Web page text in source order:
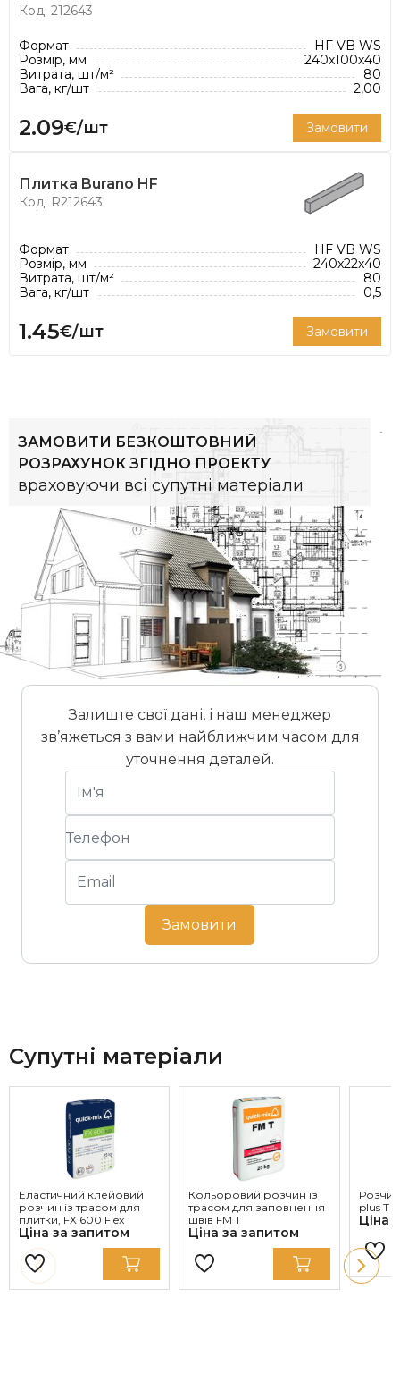
* Витрата цегли вказано з розрахунку
рекомендованої товщини шва 12 мм.
Код: 212643
Формат
HF VB WS
Розмір, мм
240х100х40
Витрата, шт/м²
80
Вага, кг/шт
2,00
2.09€/шт Замовити
Плитка Burano HF
Код: R212643
Формат
HF VB WS
Розмір, мм
240x22x40
Витрата, шт/м²
80
Вага, кг/шт
0,5
1.45€/шт Замовити
ЗАМОВИТИ БЕЗКОШТОВНИЙ
РОЗРАХУНОК ЗГІДНО ПРОЕКТУ
враховуючи всі супутні матеріали
Залиште свої дані, і наш менеджер
зв’яжеться з вами найближчим часом для
уточнення деталей.
Замовити
Супутні матеріали
Еластичний клейовий
розчин із трасом для
плитки, FX 600 Flex
Ціна за запитом
Кольоровий розчин із
трасом для заповнення
швів FM T
Ціна за запитом
plus T
Ціна